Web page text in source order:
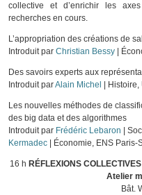
collective et d’enrichir les
recherches en cours.
L’appropriation des créations de
Introduit par Christian Bessy |
Des savoirs experts aux
Introduit parAlain Michel |
Les nouvelles méthodes de
des big data et des algorithmes
Introduit par Frédéric Lebaron |
Kermadec | Économie, ENS Paris-
16 h RÉFLEXIONS
Atelier
Bât.